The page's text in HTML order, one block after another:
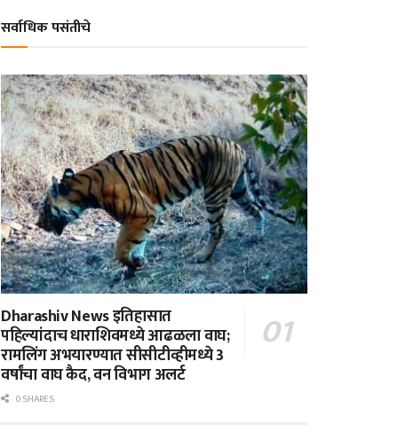
सर्वाधिक पसंतीचे
Dharashiv News इतिहासात
पहिल्यांदाच धाराशिवमध्ये आढळला वाघ;
रामलिंग अभयारण्यात सीसीटीव्हीमध्ये 3
वर्षांचा वाघ कैद, वन विभाग अलर्ट
0 SHARES